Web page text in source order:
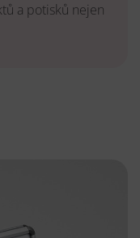
a potisků nejen